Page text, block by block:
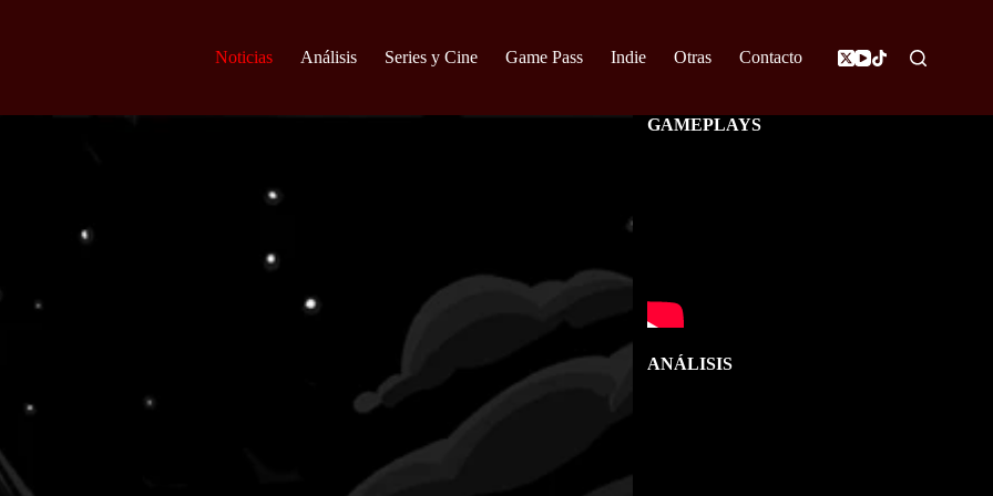
Noticias Análisis Series y Cine Game Pass Indie Otras Contacto
GAMEPLAYS
ANÁLISIS